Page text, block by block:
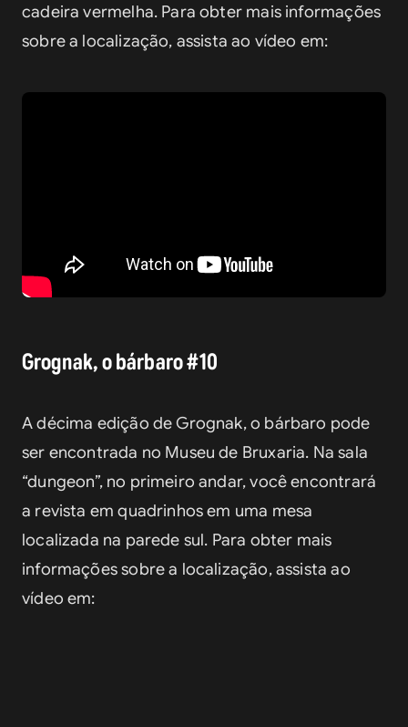
cadeira vermelha. Para obter mais informações
sobre a localização, assista ao vídeo em:
Grognak, o bárbaro #10
A décima edição de Grognak, o bárbaro pode
ser encontrada no Museu de Bruxaria. Na sala
“dungeon”, no primeiro andar, você encontrará
a revista em quadrinhos em uma mesa
localizada na parede sul. Para obter mais
informações sobre a localização, assista ao
vídeo em: